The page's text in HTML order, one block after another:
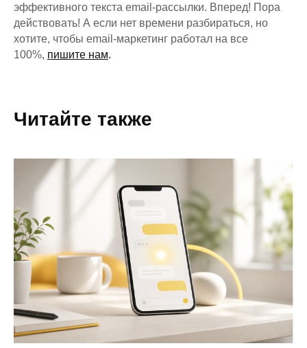
эффективного текста email-рассылки. Вперед! Пора
действовать! А если нет времени разбираться, но
хотите, чтобы email-маркетинг работал на все
100%, пишите нам.
Читайте также